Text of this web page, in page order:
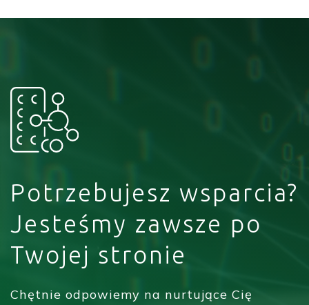
Potrzebujesz wsparcia?
Jesteśmy zawsze po
Twojej stronie
Chętnie odpowiemy na nurtujące Cię